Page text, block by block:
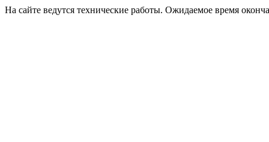
На сайте ведутся технические работы. Ожидаемое время